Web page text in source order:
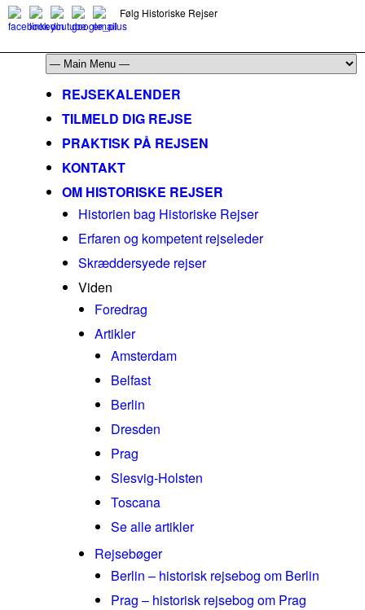
Følg Historiske Rejser
REJSEKALENDER
TILMELD DIG REJSE
PRAKTISK PÅ REJSEN
KONTAKT
OM HISTORISKE REJSER
Historien bag Historiske Rejser
Erfaren og kompetent rejseleder
Skræddersyede rejser
Viden
Foredrag
Artikler
Amsterdam
Belfast
Berlin
Dresden
Prag
Slesvig-Holsten
Toscana
Se alle artikler
Rejsebøger
Berlin – historisk rejsebog om Berlin
Prag – historisk rejsebog om Prag